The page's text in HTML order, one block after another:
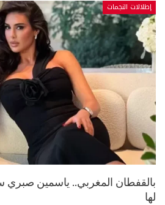
إطلالات النجمات
بالقفطان المغربي.. ياسمين
لها